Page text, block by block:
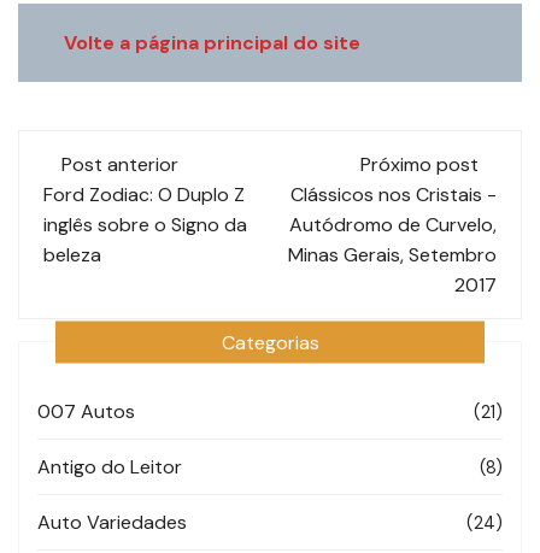
Volte a página principal do site
Navegação
de
post
Post anterior
Ford Zodiac: O Duplo Z
inglês sobre o Signo da
beleza
Próximo post
Clássicos nos Cristais -
Autódromo de Curvelo,
Minas Gerais, Setembro
2017
Categorias
007 Autos (21)
Antigo do Leitor (8)
Auto Variedades (24)